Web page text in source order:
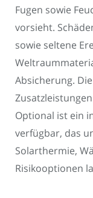
Fugen sowie
vorsieht.
sowie seltene
Absicherung.
Optional ist ein
verfügbar, das
Solarthermie,
Risikooptionen